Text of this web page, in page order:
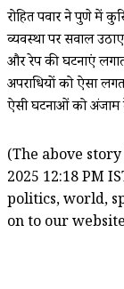
रोहित पवार ने पुणे में
व्यवस्था पर सवाल
और रेप की घटनाएं
अपराधियों को ऐसा
ऐसी घटनाओं को अंजाम
(The above
2025 12:18 PM
politics, world,
on to our website